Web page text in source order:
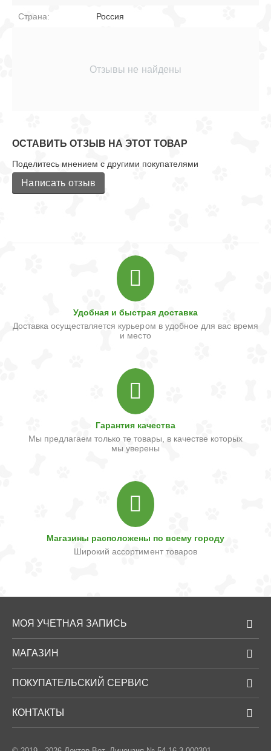
Страна: Россия
Отзывы не найдены
ОСТАВИТЬ ОТЗЫВ НА ЭТОТ ТОВАР
Поделитесь мнением с другими покупателями
Написать отзыв
Удобная и быстрая доставка
Доставка осуществляется курьером в удобное для вас время
и место
Гарантия качества
Мы предлагаем только те товары, в качестве которых
мы уверены
Магазины расположены по всему городу
Широкий ассортимент товаров
МОЯ УЧЕТНАЯ ЗАПИСЬ
МАГАЗИН
ПОКУПАТЕЛЬСКИЙ СЕРВИС
КОНТАКТЫ